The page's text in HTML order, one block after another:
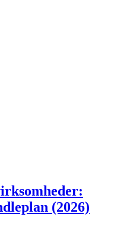
(2026)